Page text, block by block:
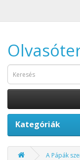
Kategóriák
A Pápák